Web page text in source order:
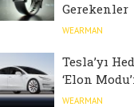
Gerekenler
WEARMAN
Tesla’yı
‘Elon
WEARMAN